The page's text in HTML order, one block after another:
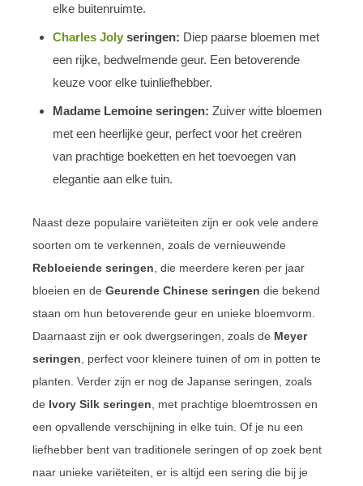
elke buitenruimte.
Charles Joly seringen: Diep paarse bloemen met
een rijke, bedwelmende geur. Een betoverende
keuze voor elke tuinliefhebber.
Madame Lemoine seringen: Zuiver witte bloemen
met een heerlijke geur, perfect voor het creëren
van prachtige boeketten en het toevoegen van
elegantie aan elke tuin.
Naast deze populaire variëteiten zijn er ook vele andere
soorten om te verkennen, zoals de vernieuwende
Rebloeiende seringen , die meerdere keren per jaar
bloeien en de Geurende Chinese seringen die bekend
staan om hun betoverende geur en unieke bloemvorm.
Daarnaast zijn er ook dwergseringen, zoals de Meyer
seringen , perfect voor kleinere tuinen of om in potten te
planten. Verder zijn er nog de Japanse seringen, zoals
de Ivory Silk seringen , met prachtige bloemtrossen en
een opvallende verschijning in elke tuin. Of je nu een
liefhebber bent van traditionele seringen of op zoek bent
naar unieke variëteiten, er is altijd een sering die bij je